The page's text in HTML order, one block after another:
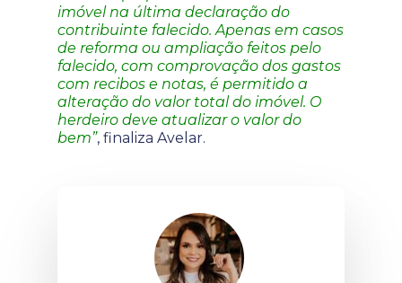
imóvel na última declaração do
contribuinte falecido. Apenas em casos
de reforma ou ampliação feitos pelo
falecido, com comprovação dos gastos
com recibos e notas, é permitido a
alteração do valor total do imóvel. O
herdeiro deve atualizar o valor do
bem”, finaliza Avelar.